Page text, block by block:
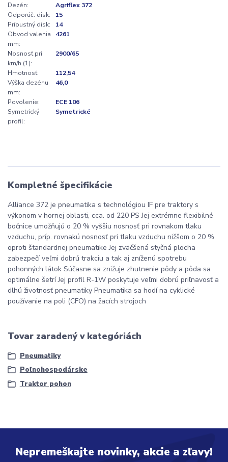
Dezén:
Agriflex 372
Odporúč. disk:
15
Prípustný disk:
14
Obvod valenia
mm:
4261
Nosnosť pri
km/h (1):
2900/65
Hmotnosť:
112,54
Výška dezénu
mm:
46,0
Povolenie:
ECE 106
Symetrický
profil:
Symetrické
Kompletné špecifikácie
Alliance 372 je pneumatika s technológiou IF pre traktory s
výkonom v hornej oblasti, cca. od 220 PS Jej extrémne flexibilné
bočnice umožňujú o 20 % vyššiu nosnosť pri rovnakom tlaku
vzduchu, príp. rovnakú nosnosť pri tlaku vzduchu nižšom o 20 %
oproti štandardnej pneumatike Jej zväčšená styčná plocha
zabezpečí veľmi dobrú trakciu a tak aj zníženú spotrebu
pohonných látok Súčasne sa znižuje zhutnenie pôdy a pôda sa
optimálne šetrí Jej profil R-1W poskytuje veľmi dobrú priľnavosť a
dlhú životnosť pneumatiky Pneumatika sa hodí na cyklické
používanie na poli (CFO) na žacích strojoch
Tovar zaradený v kategóriách
Pneumatiky
Poľnohospodárske
Traktor pohon
Nepremeškajte novinky, akcie a zľavy!